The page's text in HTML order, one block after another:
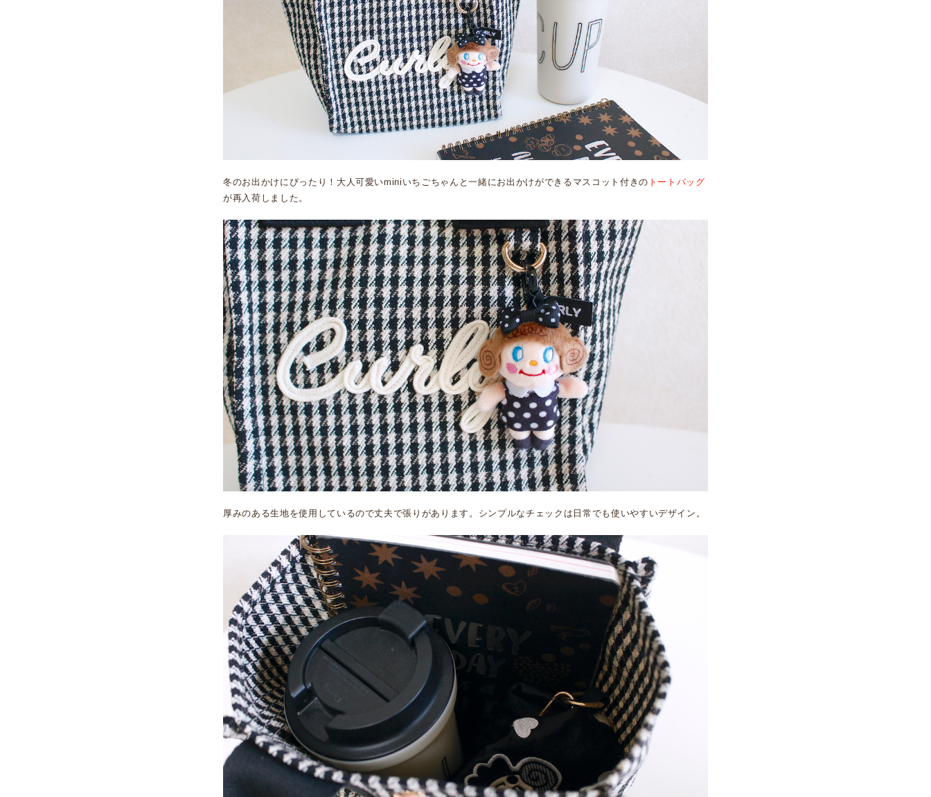
冬のお出かけにぴったり！大人可愛いminiいちごちゃんと一緒にお出かけができるマスコット付きの トートバッグ
が再入荷しました。
厚みのある生地を使用しているので丈夫で張りがあります。シンプルなチェックは日常でも使いやすいデザイン。